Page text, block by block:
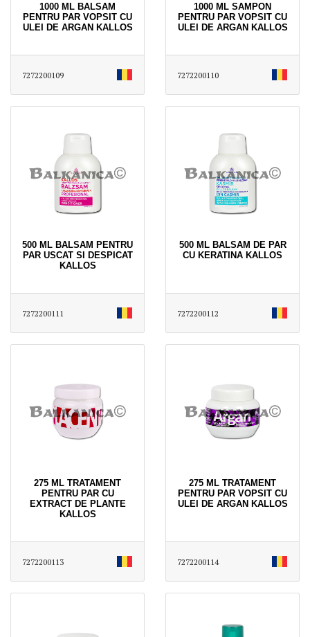
1000 ML BALSAM
PENTRU PAR VOPSIT CU
ULEI DE ARGAN KALLOS
7272200109
1000 ML SAMPON
PENTRU PAR VOPSIT CU
ULEI DE ARGAN KALLOS
7272200110
500 ML BALSAM PENTRU
PAR USCAT SI DESPICAT
KALLOS
7272200111
500 ML BALSAM DE PAR
CU KERATINA KALLOS
7272200112
275 ML TRATAMENT
PENTRU PAR CU
EXTRACT DE PLANTE
KALLOS
7272200113
275 ML TRATAMENT
PENTRU PAR VOPSIT CU
ULEI DE ARGAN KALLOS
7272200114